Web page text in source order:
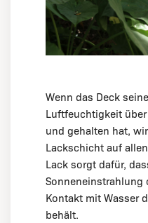
Wenn das Deck
Luftfeuchtigkeit
und gehalten hat,
Lackschicht auf
Lack sorgt dafür,
Sonneneinstrahlung
Kontakt mit Wasser
behält.